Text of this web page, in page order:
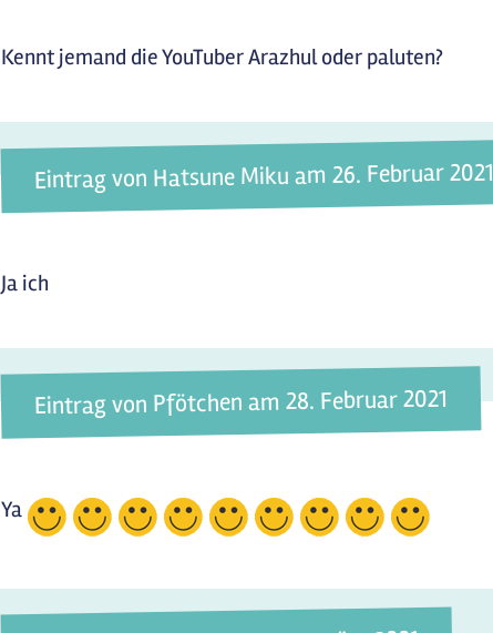
Kennt jemand die YouTuber Arazhul oder paluten?
Eintrag von Hatsune Miku am 26. Februar 2021
Ja ich
Eintrag von Pfötchen am 28. Februar 2021
Ya